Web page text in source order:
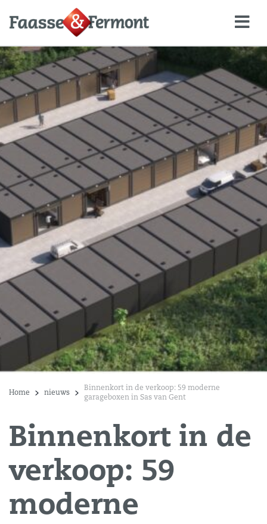
Home nieuws
Binnenkort in de verkoop: 59 moderne
garageboxen in Sas van Gent
Binnenkort in de
verkoop: 59
moderne